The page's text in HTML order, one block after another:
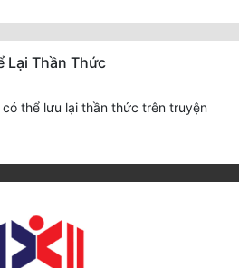
Lại Thần Thức
thể lưu lại thần thức trên truyện